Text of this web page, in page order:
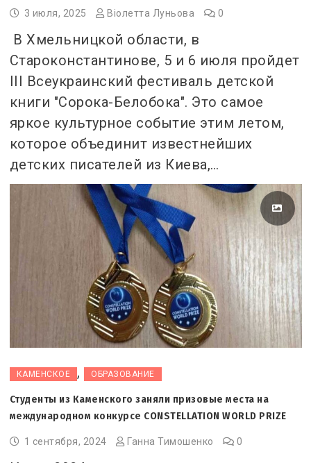
3 июля, 2025 Віолетта Луньова 0
В Хмельницкой области, в
Староконстантинове, 5 и 6 июля пройдет
III Всеукраинский фестиваль детской
книги "Сорока-Белобока". Это самое
яркое культурное событие этим летом,
которое объединит известнейших
детских писателей из Киева,…
КАМЕНСКОЕ , ОБРАЗОВАНИЕ
Студенты из Каменского заняли призовые места на
международном конкурсе CONSTELLATION WORLD PRIZE
1 сентября, 2024 Ганна Тимошенко 0